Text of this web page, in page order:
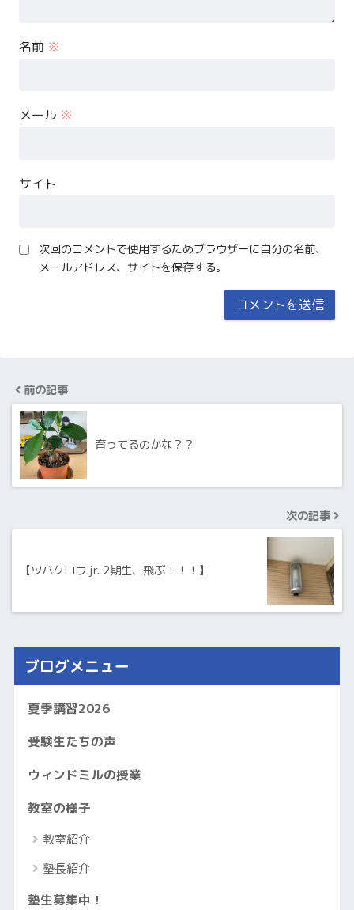
名前 ※
メール ※
サイト
次回のコメントで使用するためブラウザーに自分の名前、
メールアドレス、サイトを保存する。
前の記事
育ってるのかな？？
次の記事
【ツバクロウ jr. 2期生、飛ぶ！！！】
ブログメニュー
夏季講習2026
受験生たちの声
ウィンドミルの授業
教室の様子
教室紹介
塾長紹介
塾生募集中！